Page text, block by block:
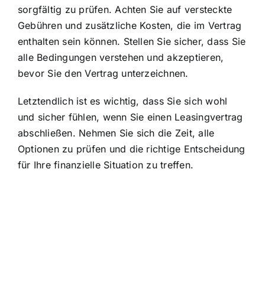
sorgfältig zu prüfen. Achten Sie auf versteckte
Gebühren und zusätzliche Kosten, die im Vertrag
enthalten sein können. Stellen Sie sicher, dass Sie
alle Bedingungen verstehen und akzeptieren,
bevor Sie den Vertrag unterzeichnen.
Letztendlich ist es wichtig, dass Sie sich wohl
und sicher fühlen, wenn Sie einen Leasingvertrag
abschließen. Nehmen Sie sich die Zeit, alle
Optionen zu prüfen und die richtige Entscheidung
für Ihre finanzielle Situation zu treffen.